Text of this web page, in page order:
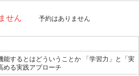
せん 予約はありません
能するとはどういうことか 「学習力」と「実
める実践アプローチ